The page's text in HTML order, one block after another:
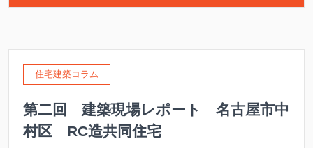
住宅建築コラム
第二回 建築現場レポート 名古屋市中
村区 RC造共同住宅